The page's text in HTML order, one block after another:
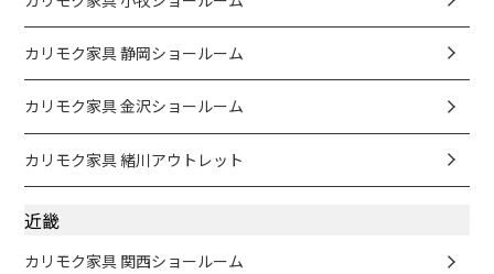
カリモク家具 静岡ショールーム
カリモク家具 金沢ショールーム
カリモク家具 緒川アウトレット
近畿
カリモク家具 関西ショールーム